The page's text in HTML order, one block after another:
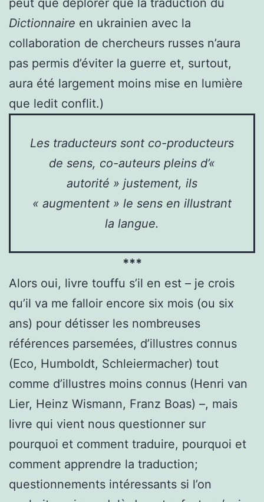
peut que déplorer que la traduction du
Dictionnaire en ukrainien avec la
collaboration de chercheurs russes n’aura
pas permis d’éviter la guerre et, surtout,
aura été largement moins mise en lumière
que ledit conflit.)
Les traducteurs sont co-producteurs
de sens, co-auteurs pleins d’«
autorité » justement, ils
« augmentent » le sens en illustrant
la langue.
***
Alors oui, livre touffu s’il en est – je crois
qu’il va me falloir encore six mois (ou six
ans) pour détisser les nombreuses
références parsemées, d’illustres connus
(Eco, Humboldt, Schleiermacher) tout
comme d’illustres moins connus (Henri van
Lier, Heinz Wismann, Franz Boas) –, mais
livre qui vient nous questionner sur
pourquoi et comment traduire, pourquoi et
comment apprendre la traduction;
questionnements intéressants si l’on